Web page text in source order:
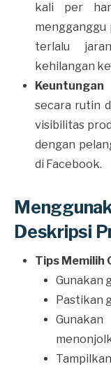
kali per
terlalu
kehilangan
secara rutin
visibilitas
dengan
di Facebook.
Deskripsi
Tips Memilih
Gunakan
Pastikan